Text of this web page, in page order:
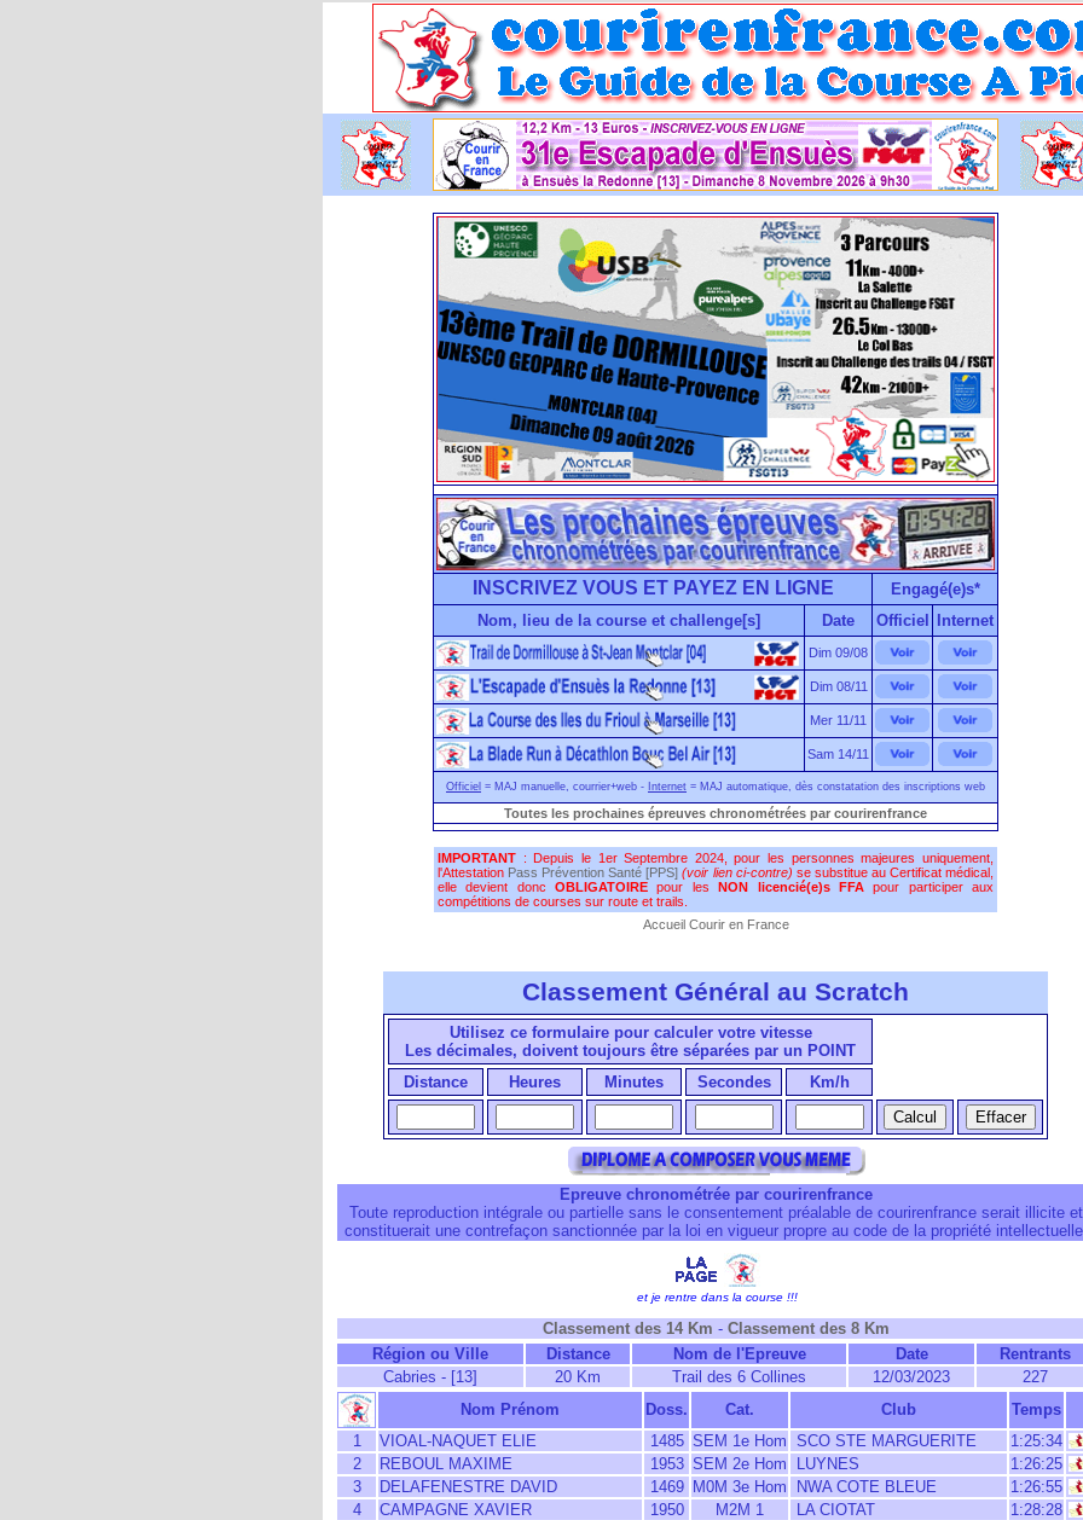
INSCRIVEZ VOUS ET PAYEZ EN LIGNE
Engagé(e)s*
Nom, lieu de la course et challenge[s]
Date Officiel Internet
Dim 09/08
Dim 08/11
Mer 11/11
Sam 14/11
Officiel = MAJ manuelle, courrier+web - Internet = MAJ automatique, dès constatation des inscriptions web
Toutes les prochaines épreuves chronométrées par courirenfrance
IMPORTANT : Depuis le 1er Septembre 2024, pour les personnes majeures uniquement,
l'Attestation Pass Prévention Santé [PPS] (voir lien ci-contre) se substitue au Certificat médical,
elle devient doncOBLIGATOIRE pour lesNON licencié(e)s FFApour participer aux
compétitions de courses sur route et trails.
Accueil Courir en France
Classement Général au Scratch
Utilisez ce formulaire pour calculer votre vitesse
Les décimales, doivent toujours être séparées par un POINT
Distance
Heures Minutes Secondes Km/h
Epreuve chronométrée par courirenfrance
Toute reproduction intégrale ou partielle sans le consentement préalable de courirenfrance serait illicite et
constituerait une contrefaçon sanctionnée par la loi en vigueur propre au code de la propriété
et je rentre dans la course !!!
Classement des 14 Km - Classement des 8 Km
Région ou Ville
Distance Nom de l'Epreuve Date
Rentrants
Cabries - [13]
20 Km Trail des 6 Collines 12/03/2023
227
Nom Prénom
Doss. Cat. Club
Temps
1
VIOAL-NAQUET ELIE 1485 SEM 1e Hom SCO STE MARGUERITE
1:25:34
2
REBOUL MAXIME 1953 SEM 2e Hom LUYNES
1:26:25
3
DELAFENESTRE DAVID 1469 M0M 3e Hom NWA COTE BLEUE
1:26:55
4
CAMPAGNE XAVIER 1950 M2M 1 LA CIOTAT
1:28:28